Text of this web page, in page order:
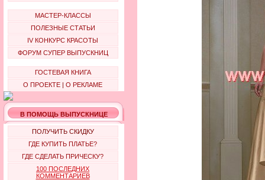
МАСТЕР-КЛАССЫ
ПОЛЕЗНЫЕ СТАТЬИ
IV КОНКУРС КРАСОТЫ
ФОРУМ СУПЕР ВЫПУСКНИЦ
ГОСТЕВАЯ КНИГА
О ПРОЕКТЕ | О РЕКЛАМЕ
В ПОМОЩЬ ВЫПУСКНИЦЕ
ПОЛУЧИТЬ СКИДКУ
ГДЕ КУПИТЬ ПЛАТЬЕ?
ГДЕ СДЕЛАТЬ ПРИЧЕСКУ?
100 ПОСЛЕДНИХ
КОММЕНТАРИЕВ